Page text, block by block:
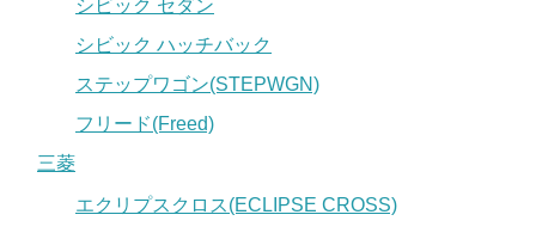
シビック セダン
シビック ハッチバック
ステップワゴン(STEPWGN)
フリード(Freed)
三菱
エクリプスクロス(ECLIPSE CROSS)